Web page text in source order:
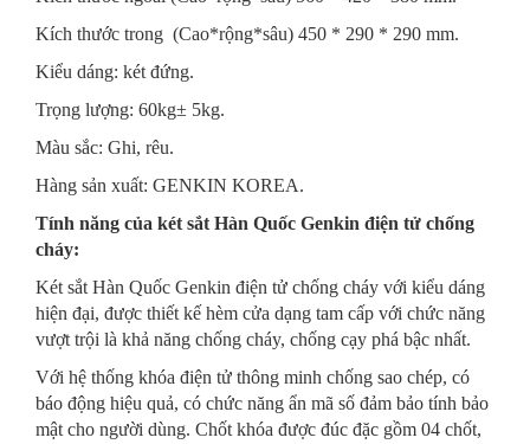
Kích thước trong (Cao*rộng*sâu) 450 * 290 * 290 mm.
Kiểu dáng: két đứng.
Trọng lượng: 60kg± 5kg.
Màu sắc: Ghi, rêu.
Hàng sản xuất: GENKIN KOREA.
Tính năng của két sắt Hàn Quốc Genkin điện tử chống
cháy:
Két sắt Hàn Quốc Genkin điện tử chống cháy với kiểu dáng
hiện đại, được thiết kế hèm cửa dạng tam cấp với chức năng
vượt trội là khả năng chống cháy, chống cạy phá bậc nhất.
Với hệ thống khóa điện tử thông minh chống sao chép, có
báo động hiệu quả, có chức năng ẩn mã số đảm bảo tính bảo
mật cho người dùng. Chốt khóa được đúc đặc gồm 04 chốt,